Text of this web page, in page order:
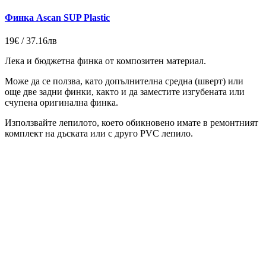
Финка Ascan SUP Plastic
19€ / 37.16лв
Лека и бюджетна финка от композитен материал.
Може да се ползва, като допълнителна средна (шверт) или
още две задни финки, както и да заместите изгубената или
счупена оригинална финка.
Използвайте лепилото, което обикновено имате в ремонтният
комплект на дъската или с друго PVC лепило.